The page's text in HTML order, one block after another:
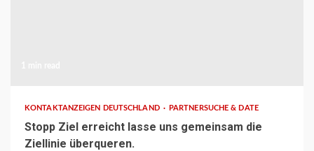
KONTAKTANZEIGEN DEUTSCHLAND PARTNERSUCHE & DATE
Stopp Ziel erreicht lasse uns gemeinsam die
Ziellinie überqueren.